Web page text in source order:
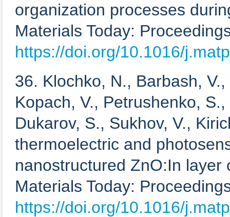
organization processes
Materials Today:
https://doi.org/10.1016/
36. Klochko, N., Barbash,
Kopach, V., Petrushenko,
Dukarov, S., Sukhov, V.,
thermoelectric and
nanostructured ZnO:In
Materials Today:
https://doi.org/10.1016/